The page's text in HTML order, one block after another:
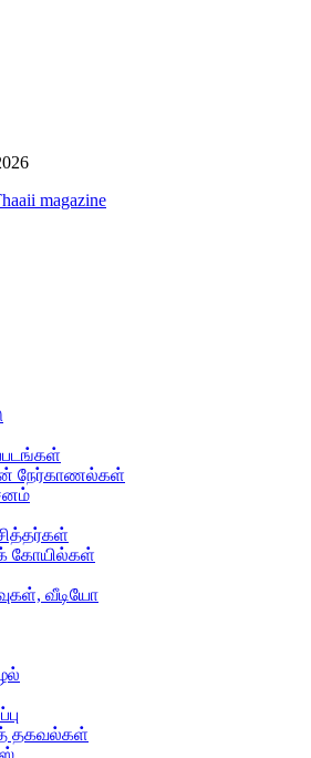
magazine
நேர்காணல்கள்
கோயில்கள்
வீடியோ
தகவல்கள்